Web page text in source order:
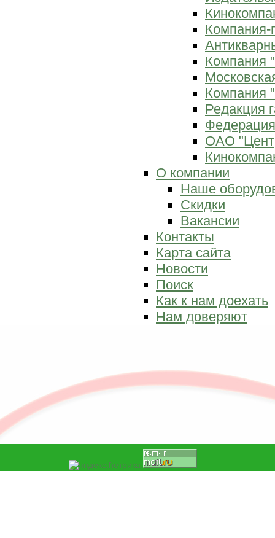
Компания-
Компания
Компания
Редакция
ОАО
О компании
Наше
Скидки
Вакансии
Контакты
Карта сайта
Новости
Поиск
Как к нам доехать
Нам доверяют